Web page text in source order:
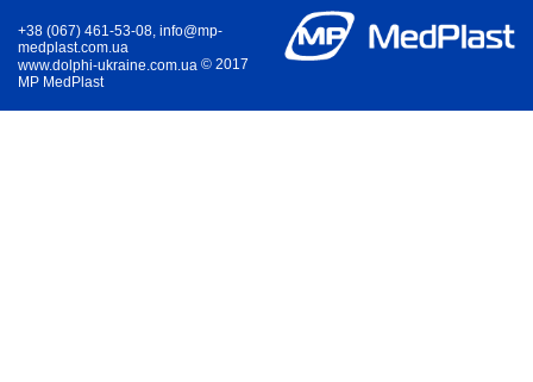
+38 (067) 461-53-08, info@mp-
medplast.com.ua
www.dolphi-ukraine.com.ua © 2017
MP MedPlast